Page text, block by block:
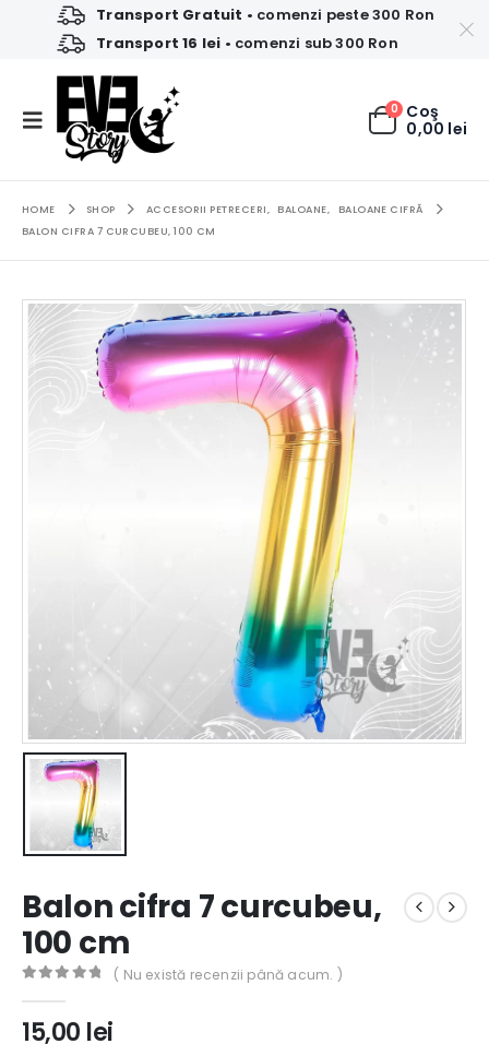
Transport Gratuit • comenzi peste 300 Ron
Transport 16 lei • comenzi sub 300 Ron
0 Coş
0,00 lei
HOME SHOP ACCESORII PETRECERI, BALOANE,
BALOANE CIFRĂ
BALON CIFRA 7 CURCUBEU, 100 CM
Balon cifra 7 curcubeu,
100 cm
( Nu există recenzii până acum. )
15,00 lei